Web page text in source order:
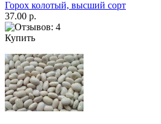
Горох колотый, высший сорт
37.00 р.
Купить